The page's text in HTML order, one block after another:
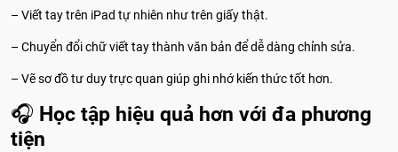
– Viết tay trên iPad tự nhiên như trên giấy thật.
– Chuyển đổi chữ viết tay thành văn bản để dễ dàng chỉnh sửa.
– Vẽ sơ đồ tư duy trực quan giúp ghi nhớ kiến thức tốt hơn.
🎧 Học tập hiệu quả hơn với đa phương
tiện